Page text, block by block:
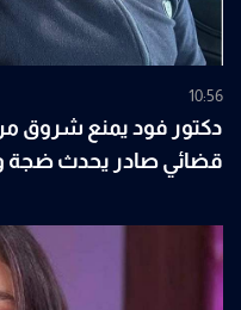
10:56
دكتور فود يمنع شروق
قضائي صادر يحدث ضجة